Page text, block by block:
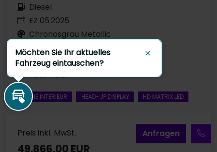
Anfragen
Diesel
EZ 05.2025
Chronosgrau Metallic
15.192 km
120 kW / 163 PS
Automatik
S LINE INTERIEUR HEAD-UP DISPLAY HD MATRIX LED
Preis inkl. MwSt.
49.866,00 EUR
Inzahlungnahme
Möchten Sie Ihr aktuelles
Fahrzeug eintauschen?
Schließen